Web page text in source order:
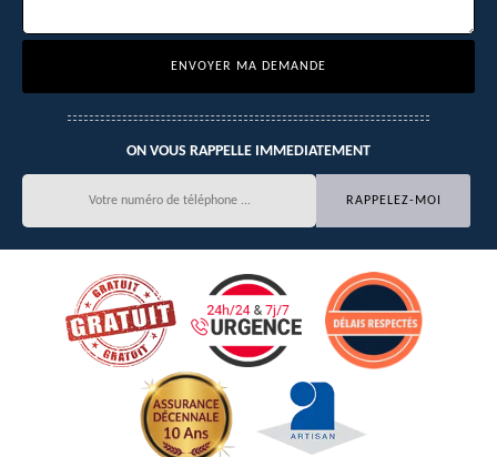
ON VOUS RAPPELLE IMMEDIATEMENT